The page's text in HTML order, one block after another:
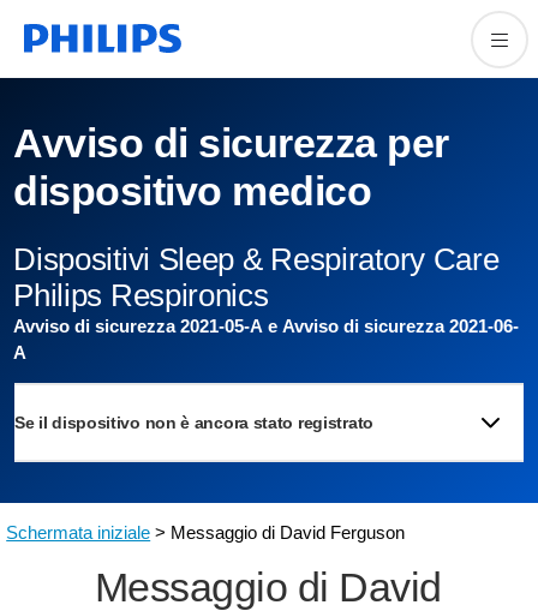
Avviso di sicurezza per
dispositivo medico
Dispositivi Sleep & Respiratory Care
Philips Respironics
Avviso di sicurezza 2021-05-A e Avviso di sicurezza 2021-06-
A
Se il dispositivo non è ancora stato registrato
Schermata iniziale > Messaggio di David Ferguson
Messaggio di David